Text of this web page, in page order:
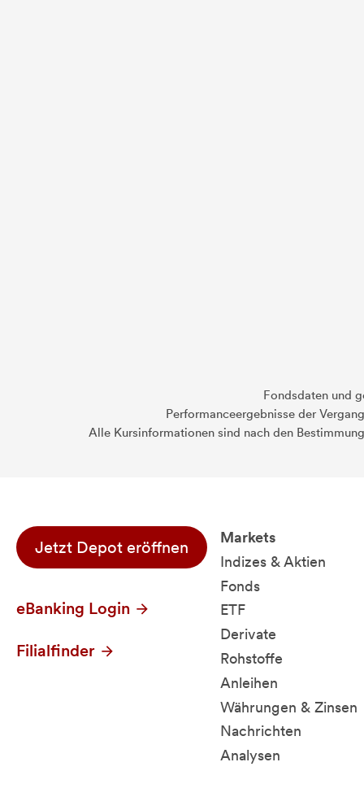
Fondsdaten und
Performanceergebnisse der
Alle Kursinformationen sind nach den
Jetzt Depot eröffnen
eBanking Login
Filialfinder
Markets
Indizes & Aktien
Fonds
ETF
Derivate
Rohstoffe
Anleihen
Währungen & Zinsen
Nachrichten
Analysen